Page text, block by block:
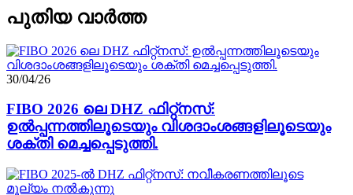
പുതിയ വാർത്ത
30/04/26
FIBO 2026 ലെ DHZ ഫിറ്റ്നസ്:
ഉൽപ്പന്നത്തിലൂടെയും വിശദാംശങ്ങളിലൂടെയും
ശക്തി മെച്ചപ്പെടുത്തി.